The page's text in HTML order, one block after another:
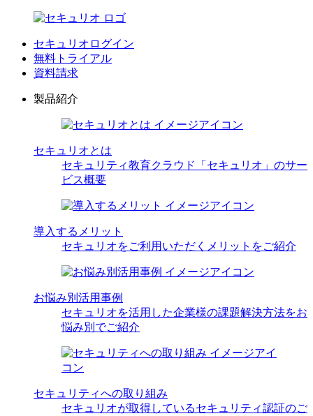
セキュリオログイン
無料トライアル
資料請求
製品紹介
セキュリオとは
セキュリティ教育クラウド「セキュリオ」のサー
ビス概要
導入するメリット
セキュリオをご利用いただくメリットをご紹介
お悩み別活用事例
セキュリオを活用した企業様の課題解決方法をお
悩み別でご紹介
セキュリティへの取り組み
セキュリオが取得しているセキュリティ認証のご